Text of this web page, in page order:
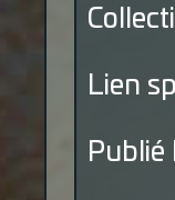
Lien
Publié